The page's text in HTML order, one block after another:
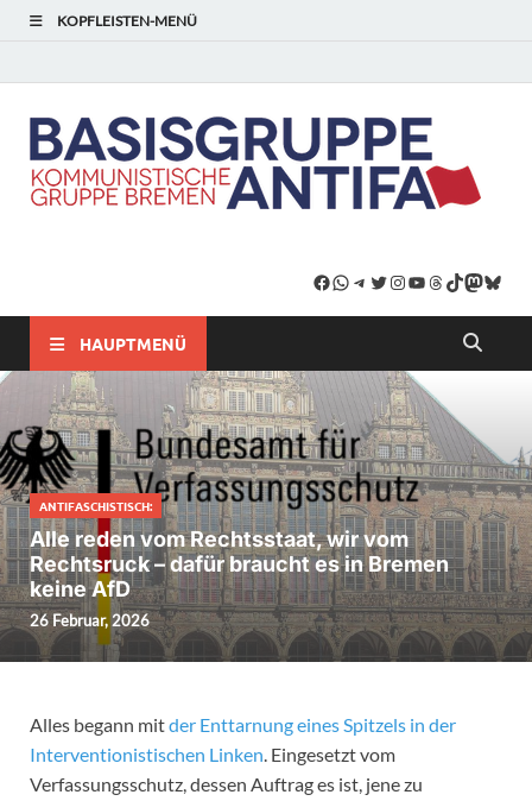
KOPFLEISTEN-MENÜ
HAUPTMENÜ
ANTIFASCHISTISCH:
Alle reden vom Rechtsstaat, wir vom
Rechtsruck – dafür braucht es in Bremen
keine AfD
26 Februar, 2026
Alles begann mitder Enttarnung eines Spitzels in der
Interventionistischen Linken. Eingesetzt vom
Verfassungsschutz, dessen Auftrag es ist, jene zu